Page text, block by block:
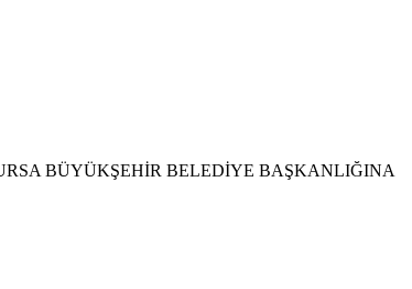
BÜYÜKŞEHİR BELEDİYE BAŞKANLIĞINA